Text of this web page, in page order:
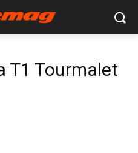
T1 Tourmalet